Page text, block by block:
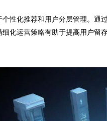
化推荐和用户分层管理。通
化运营策略有助于提高用户留